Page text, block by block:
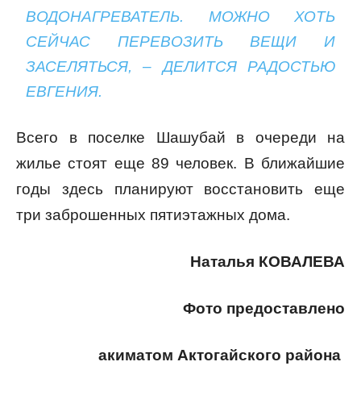
ВОДОНАГРЕВАТЕЛЬ. МОЖНО ХОТЬ
СЕЙЧАС ПЕРЕВОЗИТЬ ВЕЩИ И
ЗАСЕЛЯТЬСЯ, – ДЕЛИТСЯ РАДОСТЬЮ
ЕВГЕНИЯ.
Всего в поселке Шашубай в очереди на
жилье стоят еще 89 человек. В ближайшие
годы здесь планируют восстановить еще
три заброшенных пятиэтажных дома.
Наталья КОВАЛЕВА
Фото предоставлено
акиматом Актогайского района